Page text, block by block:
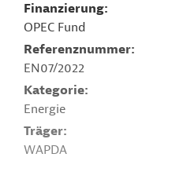
Finanzierung
OPEC Fund
Referenznummer
EN07/2022
Kategorie
Energie
Träger
WAPDA